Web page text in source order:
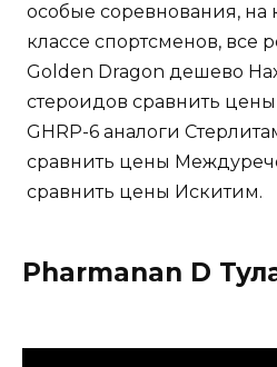
особые соревнования, на
классе спортсменов, все
Golden Dragon дешево
стероидов сравнить
GHRP-6 аналоги
сравнить цены
сравнить цены Искитим.
Pharmanan D